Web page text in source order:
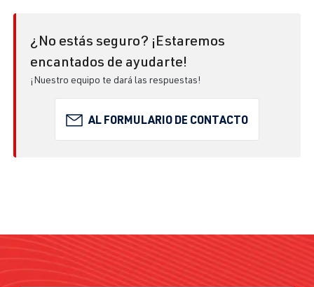
¿No estás seguro? ¡Estaremos
encantados de ayudarte!
¡Nuestro equipo te dará las respuestas!
AL FORMULARIO DE CONTACTO